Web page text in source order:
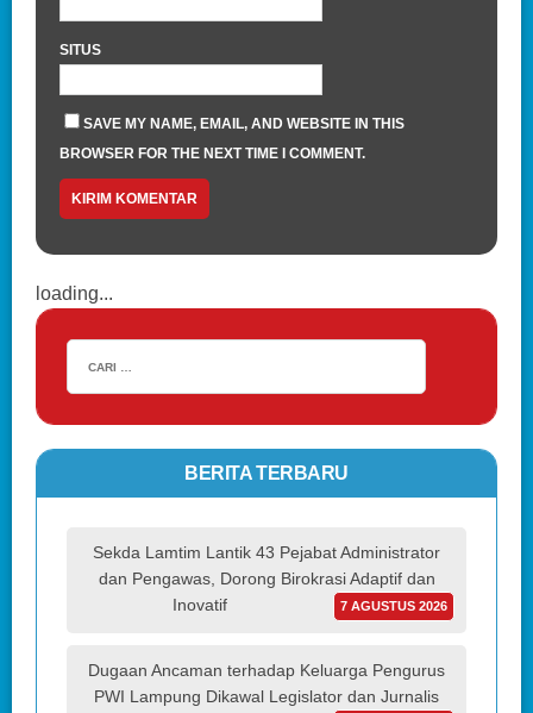
SITUS
SAVE MY NAME, EMAIL, AND WEBSITE IN THIS
BROWSER FOR THE NEXT TIME I COMMENT.
loading...
BERITA TERBARU
Sekda Lamtim Lantik 43 Pejabat Administrator
dan Pengawas, Dorong Birokrasi Adaptif dan
Inovatif
7 AGUSTUS 2026
Dugaan Ancaman terhadap Keluarga Pengurus
PWI Lampung Dikawal Legislator dan Jurnalis